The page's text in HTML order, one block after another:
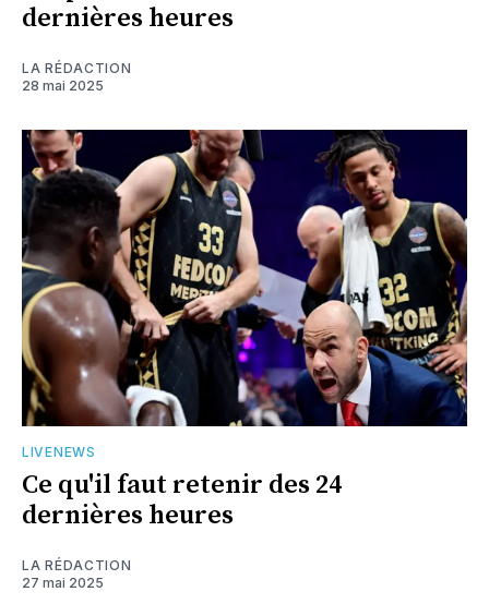
dernières heures
LA RÉDACTION
28 mai 2025
LIVENEWS
Ce qu'il faut retenir des 24
dernières heures
LA RÉDACTION
27 mai 2025